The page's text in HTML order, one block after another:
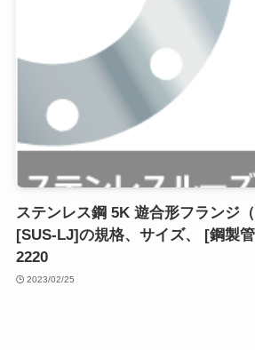
ステンレス鋼 5K 遊合形フランジ（
[SUS-LJ]の規格、サイズ、 [鋼製
2220
2023/02/25